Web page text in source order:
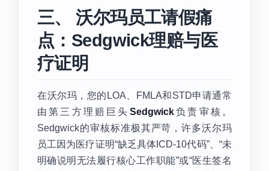
三、 沃尔玛员工请假痛
点：Sedgwick理赔与医
疗证明
在沃尔玛，您的LOA、FMLA和STD申请通常
由第三方理赔巨头 Sedgwick负责审核。
Sedgwick的审核标准极其严苛，许多沃尔玛
员工因为医疗证明“缺乏具体ICD-10代码”、“未
明确说明无法履行核心工作职能”或“医生签名